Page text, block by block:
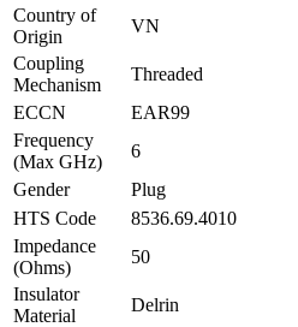
Country of
Origin
VN
Coupling
Mechanism
Threaded
ECCN
EAR99
Frequency
(Max GHz)
6
Gender
Plug
HTS Code
8536.69.4010
Impedance
(Ohms)
50
Insulator
Material
Delrin